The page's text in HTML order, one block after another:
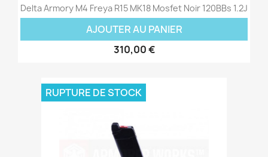
Delta Armory M4 Freya R15 MK18 Mosfet Noir 120BBs 1.2J
AJOUTER AU PANIER
310,00 €
RUPTURE DE STOCK